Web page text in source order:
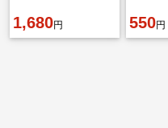
1,680円 550円